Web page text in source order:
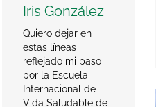
Iris González
Quiero dejar en
estas líneas
reflejado mi paso
por la Escuela
Internacional de
Vida Saludable de